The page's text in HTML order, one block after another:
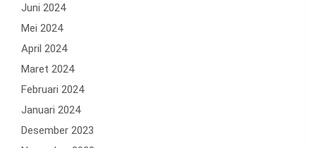
Juni 2024
Mei 2024
April 2024
Maret 2024
Februari 2024
Januari 2024
Desember 2023